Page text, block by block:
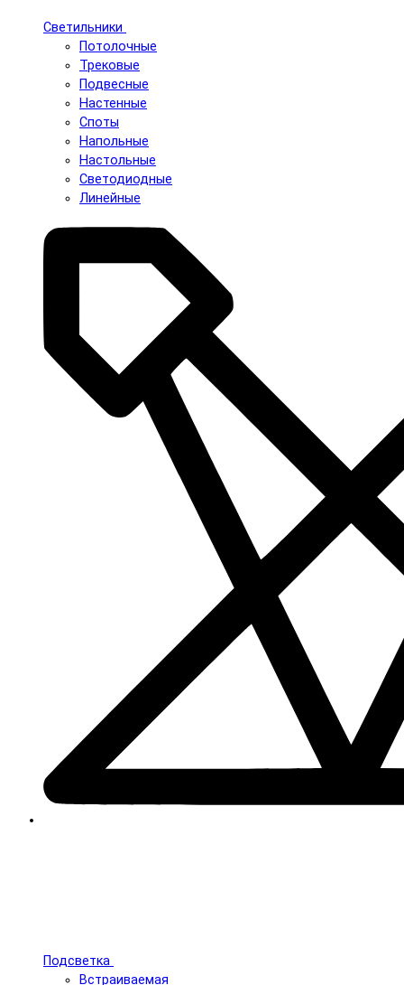
Светильники
Потолочные
Трековые
Подвесные
Настенные
Споты
Напольные
Настольные
Светодиодные
Линейные
Подсветка
Встраиваемая